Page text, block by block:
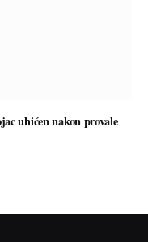
uhićen nakon provale